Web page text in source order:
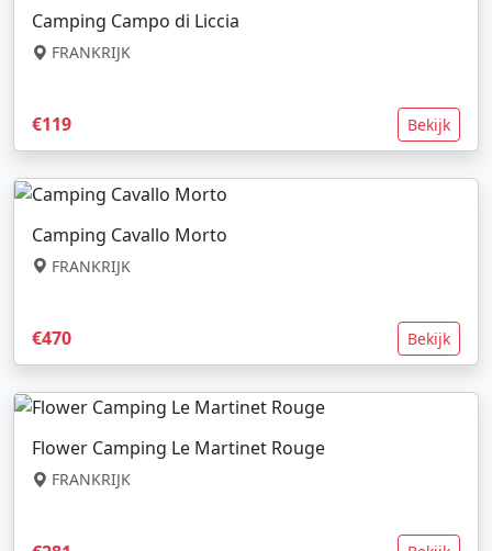
Camping Campo di Liccia
FRANKRIJK
€119 Bekijk
Camping Cavallo Morto
FRANKRIJK
€470 Bekijk
Flower Camping Le Martinet Rouge
FRANKRIJK